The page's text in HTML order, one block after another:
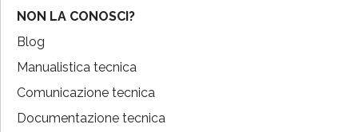
NON LA CONOSCI?
Blog
Manualistica tecnica
Comunicazione tecnica
Documentazione tecnica